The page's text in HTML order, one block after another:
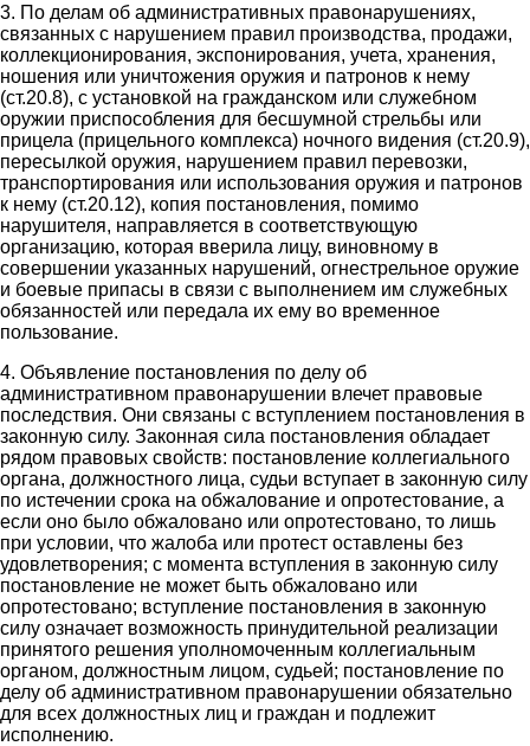
3. По делам об административных правонарушениях,
связанных с нарушением правил производства, продажи,
коллекционирования, экспонирования, учета, хранения,
ношения или уничтожения оружия и патронов к нему
(ст.20.8), с установкой на гражданском или служебном
оружии приспособления для бесшумной стрельбы или
прицела (прицельного комплекса) ночного видения (ст.20.9),
пересылкой оружия, нарушением правил перевозки,
транспортирования или использования оружия и патронов
к нему (ст.20.12), копия постановления, помимо
нарушителя, направляется в соответствующую
организацию, которая вверила лицу, виновному в
совершении указанных нарушений, огнестрельное оружие
и боевые припасы в связи с выполнением им служебных
обязанностей или передала их ему во временное
пользование.
4. Объявление постановления по делу об
административном правонарушении влечет правовые
последствия. Они связаны с вступлением постановления в
законную силу. Законная сила постановления обладает
рядом правовых свойств: постановление коллегиального
органа, должностного лица, судьи вступает в законную силу
по истечении срока на обжалование и опротестование, а
если оно было обжаловано или опротестовано, то лишь
при условии, что жалоба или протест оставлены без
удовлетворения; с момента вступления в законную силу
постановление не может быть обжаловано или
опротестовано; вступление постановления в законную
силу означает возможность принудительной реализации
принятого решения уполномоченным коллегиальным
органом, должностным лицом, судьей; постановление по
делу об административном правонарушении обязательно
для всех должностных лиц и граждан и подлежит
исполнению.